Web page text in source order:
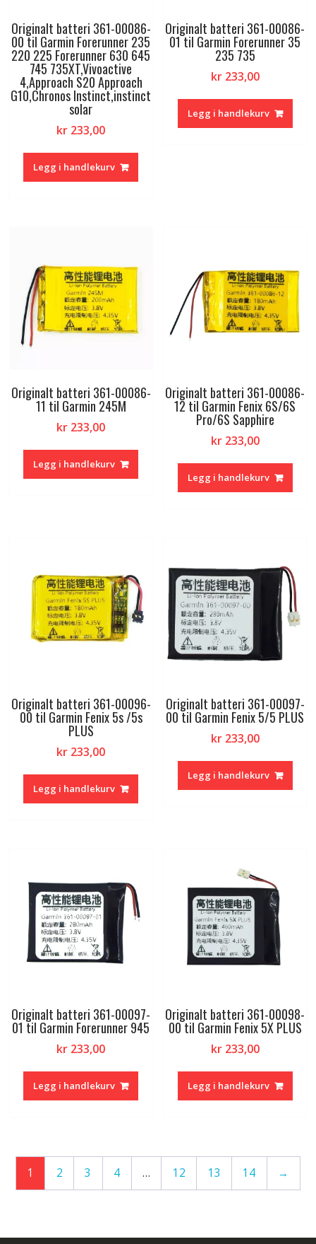
Originalt batteri 361-00086-
00 til Garmin Forerunner 235
220 225 Forerunner 630 645
745 735XT,Vivoactive
4,Approach S20 Approach
G10,Chronos Instinct,instinct
solar
kr 233,00
Legg i handlekurv
Originalt batteri 361-00086-
01 til Garmin Forerunner 35
235 735
kr233,00
Legg i handlekurv
Originalt batteri 361-00086-
11 til Garmin 245M
kr 233,00
Legg i handlekurv
Originalt batteri 361-00086-
12 til Garmin Fenix 6S/6S
Pro/6S Sapphire
kr233,00
Legg i handlekurv
Originalt batteri 361-00096-
00 til Garmin Fenix 5s /5s
PLUS
kr 233,00
Legg i handlekurv
Originalt batteri 361-00097-
00 til Garmin Fenix 5/5 PLUS
kr233,00
Legg i handlekurv
Originalt batteri 361-00097-
01 til Garmin Forerunner 945
kr 233,00
Legg i handlekurv
Originalt batteri 361-00098-
00 til Garmin Fenix 5X PLUS
kr233,00
Legg i handlekurv
1 2 3 4 … 12 13 14 →